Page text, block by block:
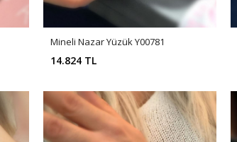
Mineli Nazar Yüzük Y00781
14.824 TL